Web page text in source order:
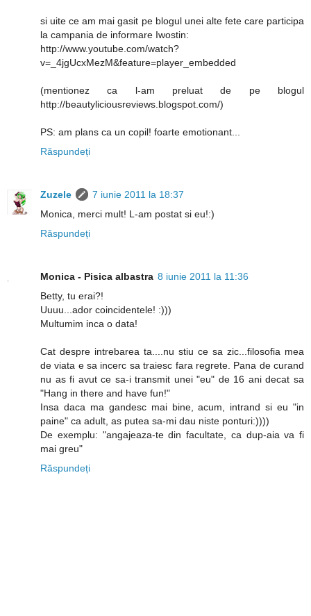
si uite ce am mai gasit pe blogul unei alte fete care participa
la campania de informare Iwostin:
http://www.youtube.com/watch?
v=_4jgUcxMezM&feature=player_embedded
(mentionez ca l-am preluat de pe blogul
http://beautyliciousreviews.blogspot.com/)
PS: am plans ca un copil! foarte emotionant...
Răspundeți
Zuzele
7 iunie 2011 la 18:37
Monica, merci mult! L-am postat si eu!:)
Răspundeți
Monica - Pisica albastra 8 iunie 2011 la 11:36
Betty, tu erai?!
Uuuu...ador coincidentele! :)))
Multumim inca o data!
Cat despre intrebarea ta....nu stiu ce sa zic...filosofia mea
de viata e sa incerc sa traiesc fara regrete. Pana de curand
nu as fi avut ce sa-i transmit unei "eu" de 16 ani decat sa
"Hang in there and have fun!"
Insa daca ma gandesc mai bine, acum, intrand si eu "in
paine" ca adult, as putea sa-mi dau niste ponturi:))))
De exemplu: "angajeaza-te din facultate, ca dup-aia va fi
mai greu"
Răspundeți